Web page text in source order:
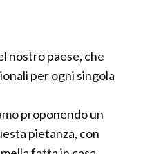
nostro paese, che
per ogni singola
proponendo un
pietanza, con